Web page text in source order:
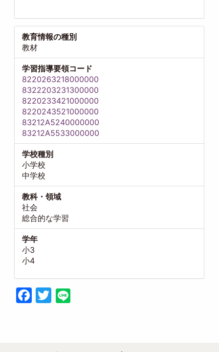
教育情報の種別
教材
学習指導要領コード
8220263218000000
8322203231300000
8220233421000000
8220243521000000
83212A5240000000
83212A5533000000
学校種別
小学校
中学校
教科・領域
社会
総合的な学習
学年
小3
小4
Facebook
Twitter